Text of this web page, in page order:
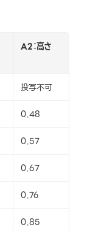
A2：高さ
投写不可
0.48
0.57
0.67
0.76
0.85